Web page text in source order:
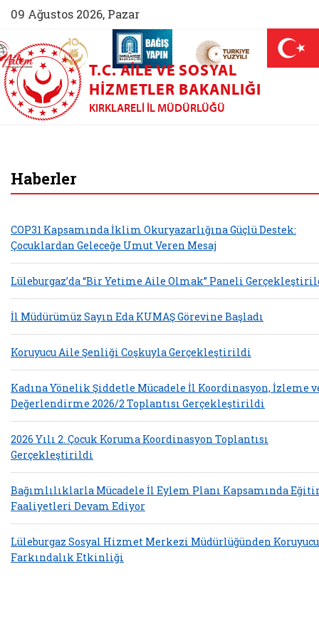
09 Ağustos 2026, Pazar
(yeni sekmede açılır)
AİLEM İletişim Merkezi (yeni sekmede açılır)
Aile ve Nüfus On Yılı (yeni sekmede açılır)
Darülaceze bağış sayfası (yeni
T.C. AILE VE SOSYAL
HIZMETLER BAKANLIĞI
KIRKLARELI İL MÜDÜRLÜĞÜ
Haberler
COP31 Kapsamında İklim Okuryazarlığına Güçlü Destek:
Çocuklardan Geleceğe Umut Veren Mesaj
Lüleburgaz’da “Bir Yetime Aile Olmak” Paneli
İl Müdürümüz Sayın Eda KUMAŞ Görevine Başladı
Koruyucu Aile Şenliği Coşkuyla Gerçekleştirildi
Kadına Yönelik Şiddetle Mücadele İl Koordinasyon, İzleme
Değerlendirme 2026/2 Toplantısı Gerçekleştirildi
2026 Yılı 2. Çocuk Koruma Koordinasyon Toplantısı
Gerçekleştirildi
Bağımlılıklarla Mücadele İl Eylem Planı Kapsamında
Faaliyetleri Devam Ediyor
Lüleburgaz Sosyal Hizmet Merkezi Müdürlüğünden
Farkındalık Etkinliği